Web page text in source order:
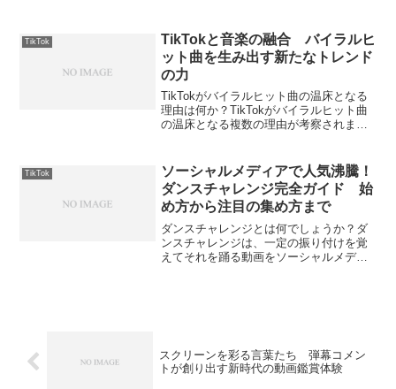
ユーザーに興味を持つかどうか、信頼感
を感じるかどうか、さらに...
TikTok
TikTokと音楽の融合 バイラルヒ
ット曲を生み出す新たなトレンド
の力
TikTokがバイラルヒット曲の温床となる
理由は何か？TikTokがバイラルヒット曲
の温床となる複数の理由が考察されま
楽のプロモーション戦略、および曲の特
性とその...
TikTok
ソーシャルメディアで人気沸騰！
ダンスチャレンジ完全ガイド 始
め方から注目の集め方まで
ダンスチャレンジとは何でしょうか？ダ
ンスチャレンジは、一定の振り付けを覚
えてそれを踊る動画をソーシャルメディ
スクリーンを彩る言葉たち 弾幕コメン
トが創り出す新時代の動画鑑賞体験